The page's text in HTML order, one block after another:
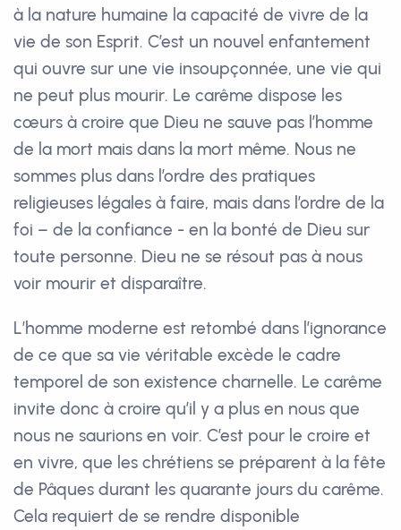
à la nature humaine la capacité de vivre de la
vie de son Esprit. C’est un nouvel enfantement
qui ouvre sur une vie insoupçonnée, une vie qui
ne peut plus mourir. Le carême dispose les
cœurs à croire que Dieu ne sauve pas l’homme
de la mort mais dans la mort même. Nous ne
sommes plus dans l’ordre des pratiques
religieuses légales à faire, mais dans l’ordre de la
foi – de la confiance - en la bonté de Dieu sur
toute personne. Dieu ne se résout pas à nous
voir mourir et disparaître.
L’homme moderne est retombé dans l’ignorance
de ce que sa vie véritable excède le cadre
temporel de son existence charnelle. Le carême
invite donc à croire qu’il y a plus en nous que
nous ne saurions en voir. C’est pour le croire et
en vivre, que les chrétiens se préparent à la fête
de Pâques durant les quarante jours du carême.
Cela requiert de se rendre disponible